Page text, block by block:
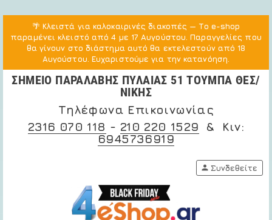
🌴 Κλειστά για καλοκαιρινές διακοπές — Το e-shop
παραμένει κλειστό από 4 με 17 Αυγούστου. Παραγγελίες που
θα γίνουν στο διάστημα αυτό θα εκτελεστούν από 18
Αυγούστου. Ευχαριστούμε για την κατανόηση.
ΣΗΜΕΙΟ ΠΑΡΑΛΑΒΗΣ ΠΥΛΑΙΑΣ 51 ΤΟΥΜΠΑ ΘΕΣ/
ΝΙΚΗΣ
Τηλέφωνα Επικοινωνίας
2316 070 118 - 210 220 1529 & Κιν:
6945736919
person Συνδεθείτε